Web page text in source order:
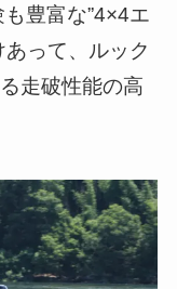
豊富な”4×4エ
って、ルック
走破性能の高